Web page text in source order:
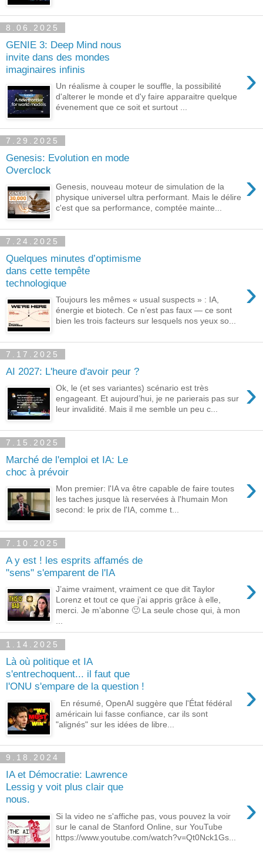
8.06.2025
GENIE 3: Deep Mind nous
invite dans des mondes
imaginaires infinis
›
Un réalisme à couper le souffle, la possibilité
d'alterer le monde et d'y faire apparaitre quelque
évenement que ce soit et surtout ...
7.29.2025
Genesis: Evolution en mode
Overclock
›
Genesis, nouveau moteur de simulation de la
physique universel ultra performant. Mais le délire
c'est que sa performance, comptée mainte...
7.24.2025
Quelques minutes d’optimisme
dans cette tempête
technologique
›
Toujours les mêmes « usual suspects » : IA,
énergie et biotech. Ce n’est pas faux — ce sont
bien les trois facteurs sur lesquels nos yeux so...
7.17.2025
AI 2027: L'heure d'avoir peur ?
›
Ok, le (et ses variantes) scénario est très
engageant. Et aujourd’hui, je ne parierais pas sur
leur invalidité. Mais il me semble un peu c...
7.15.2025
Marché de l'emploi et IA: Le
choc à prévoir
›
Mon premier: l'IA va être capable de faire toutes
les taches jusque là reservées à l'humain Mon
second: le prix de l'IA, comme t...
7.10.2025
A y est ! les esprits affamés de
"sens" s'emparent de l'IA
›
J’aime vraiment, vraiment ce que dit Taylor
Lorenz et tout ce que j’ai appris grâce à elle,
merci. Je m’abonne 🙂 La seule chose qui, à mon
...
1.14.2025
Là où politique et IA
s'entrechoquent... il faut que
l'ONU s'empare de la question !
›
En résumé, OpenAI suggère que l'État fédéral
américain lui fasse confiance, car ils sont
"alignés" sur les idées de libre...
9.18.2024
IA et Démocratie: Lawrence
Lessig y voit plus clair que
nous.
›
Si la video ne s'affiche pas, vous pouvez la voir
sur le canal de Stanford Online, sur YouTube
https://www.youtube.com/watch?v=Qt0Nck1Gs...